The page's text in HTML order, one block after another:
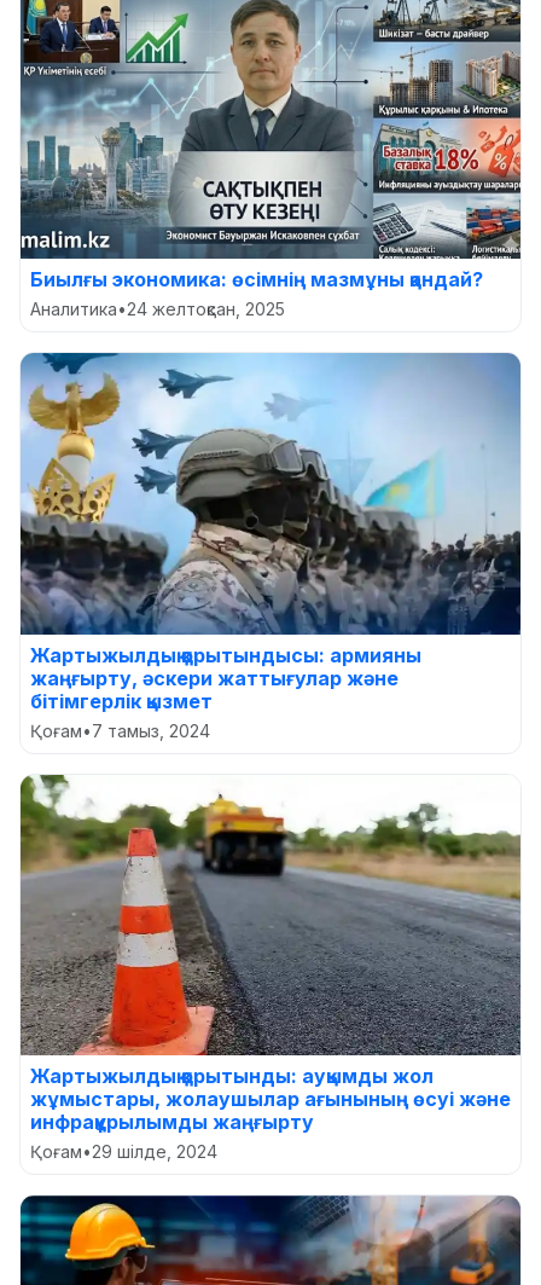
Биылғы экономика: өсімнің мазмұны қандай?
Аналитика•24 желтоқсан, 2025
Жартыжылдық қорытындысы: армияны
жаңғырту, әскери жаттығулар және
бітімгерлік қызмет
Қоғам•7 тамыз, 2024
Жартыжылдық қорытынды: ауқымды жол
жұмыстары, жолаушылар ағынының өсуі және
инфрақұрылымды жаңғырту
Қоғам•29 шілде, 2024